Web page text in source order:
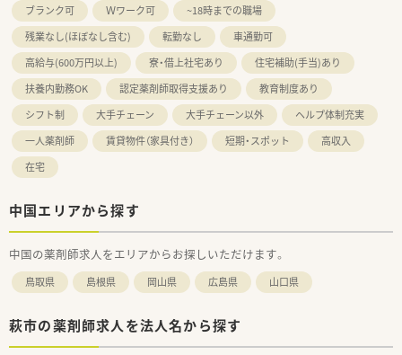
ブランク可
Ｗワーク可
~18時までの職場
残業なし(ほぼなし含む)
転勤なし
車通勤可
高給与(600万円以上)
寮・借上社宅あり
住宅補助(手当)あり
扶養内勤務OK
認定薬剤師取得支援あり
教育制度あり
シフト制
大手チェーン 大手チェーン以外
ヘルプ体制充実
一人薬剤師
賃貸物件（家具付き） 短期・スポット
高収入
在宅
中国エリアから探す
中国の薬剤師求人をエリアからお探しいただけます。
鳥取県 島根県 岡山県 広島県 山口県
萩市の薬剤師求人を法人名から探す